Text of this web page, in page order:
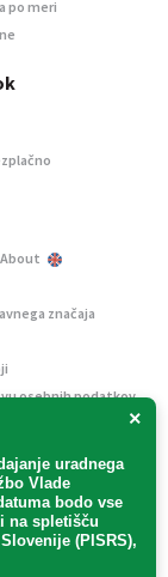
×
uradnega
Vlade
bodo vse
na spletišču
(PISRS),
po meri
About
značaja
osebnih podatkov